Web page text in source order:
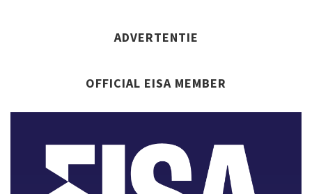
ADVERTENTIE
OFFICIAL EISA MEMBER